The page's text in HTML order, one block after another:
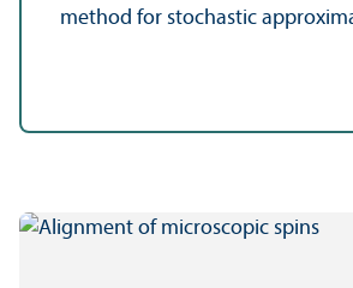
method for stochastic